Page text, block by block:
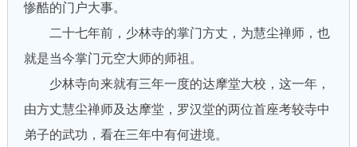
惨酷的门户大事。
二十七年前，少林寺的掌门方丈，为慧尘禅师，也
就是当今掌门元空大师的师祖。
少林寺向来就有三年一度的达摩堂大校，这一年，
由方丈慧尘禅师及达摩堂，罗汉堂的两位首座考较寺中
弟子的武功，看在三年中有何进境。